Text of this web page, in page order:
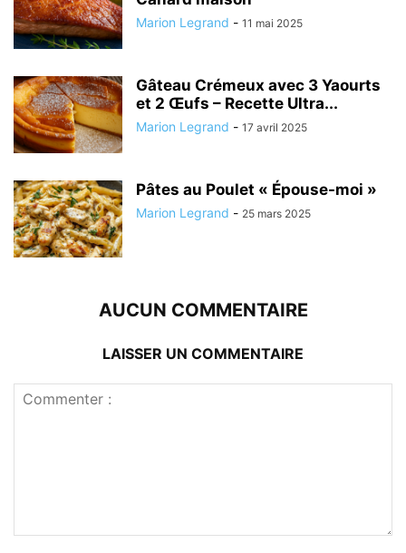
Marion Legrand - 11 mai 2025
Gâteau Crémeux avec 3 Yaourts
et 2 Œufs – Recette Ultra...
Marion Legrand - 17 avril 2025
Pâtes au Poulet « Épouse-moi »
Marion Legrand - 25 mars 2025
AUCUN COMMENTAIRE
LAISSER UN COMMENTAIRE